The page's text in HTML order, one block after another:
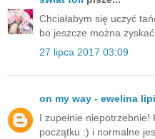
Chciałabym się uczyć
bo jeszcze można
27 lipca 2017 03:09
on my way - ewelina
I zupełnie
początku :) i normalne